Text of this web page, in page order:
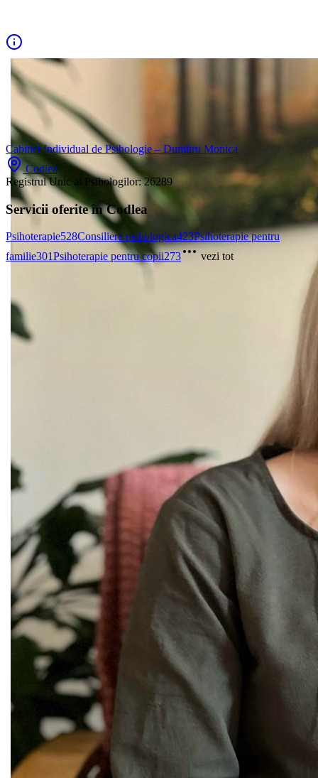
Cabinet Individual de Psihologie – Dumitru Monica
Codlea
Registrul Unic al Psihologilor:26289
Servicii oferite în Codlea
Psihoterapie528Consiliere psihologica423Psihoterapie pentru
familie301Psihoterapie pentru copii273 vezi tot